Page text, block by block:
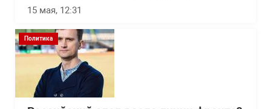
15 мая, 12:31
Политика